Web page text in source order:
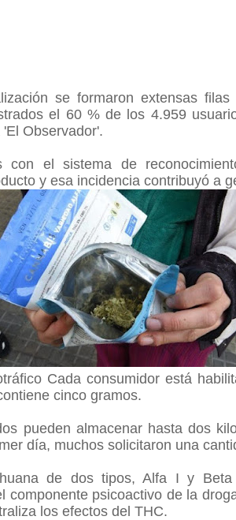
se formaron extensas
el 60 % de los 4.959
Observador'.
con el sistema de
y esa incidencia contribuyó a
Cada consumidor está
cinco gramos.
pueden almacenar hasta dos
día, muchos solicitaron una
de dos tipos, Alfa I y
componente psicoactivo de la
los efectos del THC.